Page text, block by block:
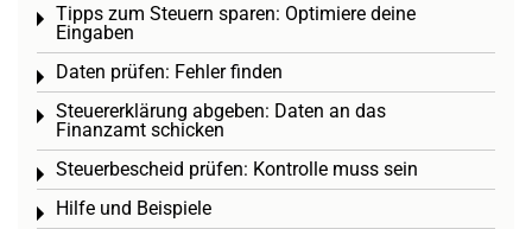
Tipps zum Steuern sparen: Optimiere deine
Eingaben
Toggle menu
Daten prüfen: Fehler finden
Toggle menu
Steuererklärung abgeben: Daten an das
Finanzamt schicken
Toggle menu
Steuerbescheid prüfen: Kontrolle muss sein
Toggle menu
Hilfe und Beispiele
Toggle menu